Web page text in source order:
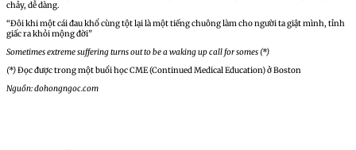
chảy, dễ dàng.
“Đôi khi một cái đau khổ cùng tột lại là một tiếng chuông làm cho người ta giật mình, tỉnh
giấc ra khỏi mộng đời”
Sometimes extreme suffering turns out to be a waking up call for somes (*)
(*)Đọc được trong một buổi học CME (Continued Medical Education) ở Boston
Nguồn: dohongngoc.com